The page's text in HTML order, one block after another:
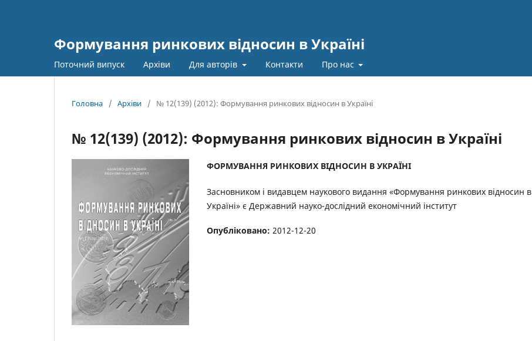
Формування ринкових відносин в Україні
Поточний випуск Архіви Для авторів Контакти Про нас
Головна / Архіви / № 12(139) (2012): Формування ринкових відносин в Україні
№ 12(139) (2012): Формування ринкових відносин в Україні
ФОРМУВАННЯ РИНКОВИХ ВІДНОСИН В УКРАЇНІ
Засновником і видавцем наукового видання «Формування ринкових відносин в
Україні» є Державний науко-дослідний економічний інститут
Опубліковано: 2012-12-20